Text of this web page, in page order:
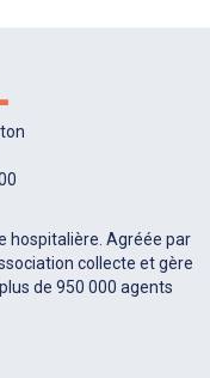
hospitalière. Agréée par
collecte et gère
de 950 000 agents